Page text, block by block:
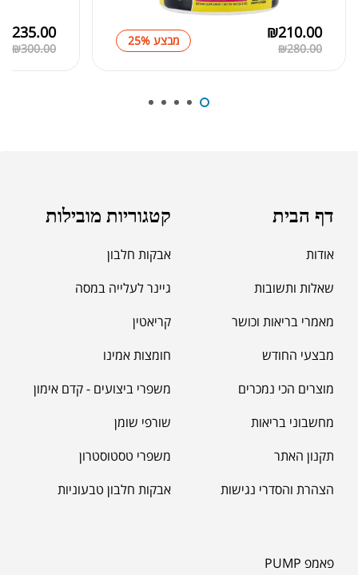
סרט מדידה מקצועי לגוף
₪280.00
₪210.00 מבצע 25%
₪300.00
235.00
דף הבית
אודות
שאלות ותשובות
מאמרי בריאות וכושר
מבצעי החודש
מוצרים הכי נמכרים
מחשבוני בריאות
תקנון האתר
הצהרת והסדרי נגישות
קטגוריות מובילות
אבקות חלבון
גיינר לעלייה במסה
קריאטין
חומצות אמינו
משפרי ביצועים - קדם אימון
שורפי שומן
משפרי טסטוסטרון
אבקות חלבון טבעוניות
פאמפ PUMP